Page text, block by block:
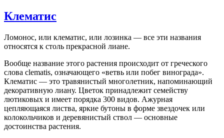
Клематис
Ломонос, или клематис, или лозинка — все эти названия
относятся к столь прекрасной лиане.
Вообще название этого растения происходит от греческого
слова clematis, означающего «ветвь или побег винограда».
Клематис — это травянистый многолетник, напоминающий
декоративную лиану. Цветок принадлежит семейству
лютиковых и имеет порядка 300 видов. Ажурная
цепляющаяся листва, яркие бутоны в форме звездочек или
колокольчиков и деревянистый ствол — основные
достоинства растения.